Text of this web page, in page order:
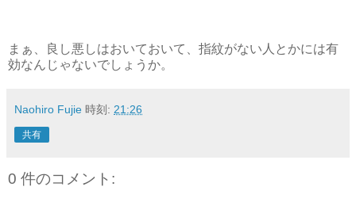
まぁ、良し悪しはおいておいて、指紋がない人とかには有
効なんじゃないでしょうか。
Naohiro Fujie 時刻: 21:26
共有
0 件のコメント: